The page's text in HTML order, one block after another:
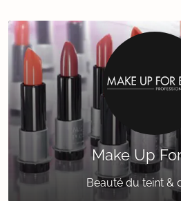
Make Up
Beauté du teint &